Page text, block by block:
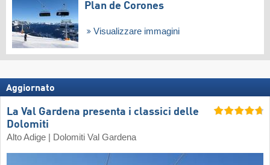
Plan de Corones
Visualizzare immagini
Aggiornato
La Val Gardena presenta i classici delle
Dolomiti
Alto Adige | Dolomiti Val Gardena